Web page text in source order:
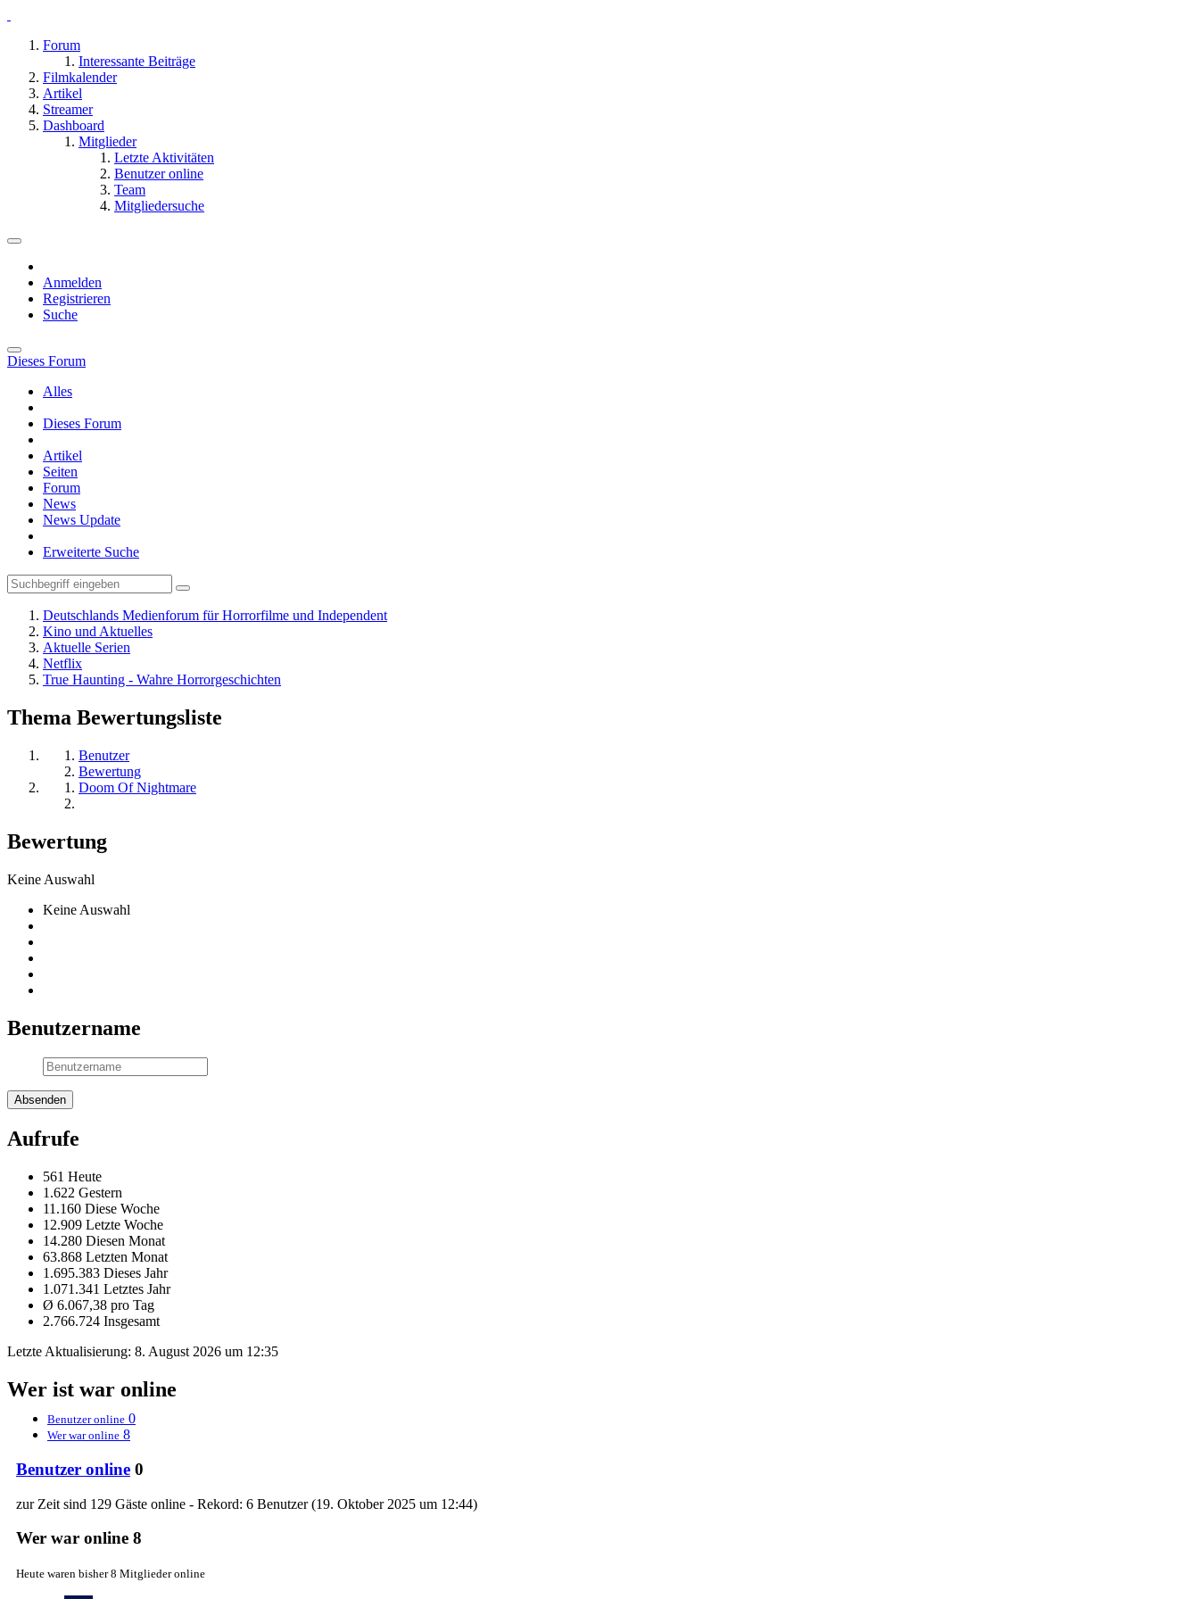
Forum
Interessante Beiträge
Filmkalender
Artikel
Streamer
Dashboard
Mitglieder
Letzte Aktivitäten
Benutzer online
Team
Mitgliedersuche
Anmelden
Registrieren
Suche
Dieses Forum
Alles
Dieses Forum
Artikel
Seiten
Forum
News
News Update
Erweiterte Suche
Deutschlands Medienforum für Horrorfilme und Independent
Kino und Aktuelles
Aktuelle Serien
Netflix
True Haunting - Wahre Horrorgeschichten
Thema Bewertungsliste
Benutzer
Bewertung
Doom Of Nightmare
Bewertung
Keine Auswahl
Keine Auswahl
Benutzername
Aufrufe
561 Heute
1.622 Gestern
11.160 Diese Woche
12.909 Letzte Woche
14.280 Diesen Monat
63.868 Letzten Monat
1.695.383 Dieses Jahr
1.071.341 Letztes Jahr
Ø 6.067,38 pro Tag
2.766.724 Insgesamt
Letzte Aktualisierung: 8. August 2026 um 12:35
Wer ist war online
Benutzer online 0
Wer war online 8
Benutzer online 0
zur Zeit sind 129 Gäste online - Rekord: 6 Benutzer (19. Oktober 2025 um 12:44)
Wer war online 8
Heute waren bisher 8 Mitglieder online